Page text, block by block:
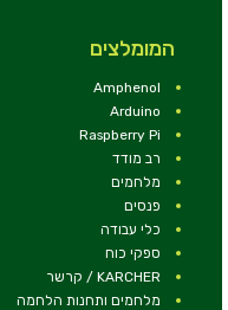
המומלצים
Amphenol
Arduino
Raspberry Pi
רב מודד
מלחמים
פנסים
כלי עבודה
ספקי כוח
KARCHER / קרשר
מלחמים ותחנות הלחמה